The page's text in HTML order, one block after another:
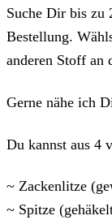
Suche Dir bis zu
Bestellung.
anderen Stoff an
Gerne nähe ich
Du kannst aus 4
~ Zackenlitze
~ Spitze